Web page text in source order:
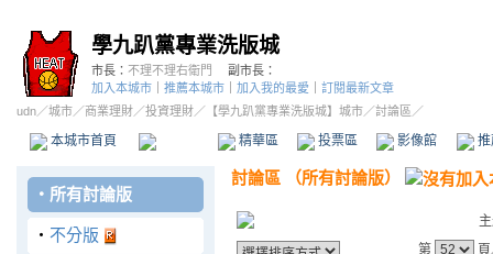
學九趴黨專業洗版城
市長： 不理不理右衛門
副市長：
加入本城市
推薦本城市 加入我的最愛
訂閱最新文章
udn／城市／商業理財／投資理財／ 【學九趴黨專業洗版城】城市／討論區／
本城市首頁 精華區 投票區 影像館
‧ 所有討論版
‧ 不分版
討論區 （所有討論版）
第